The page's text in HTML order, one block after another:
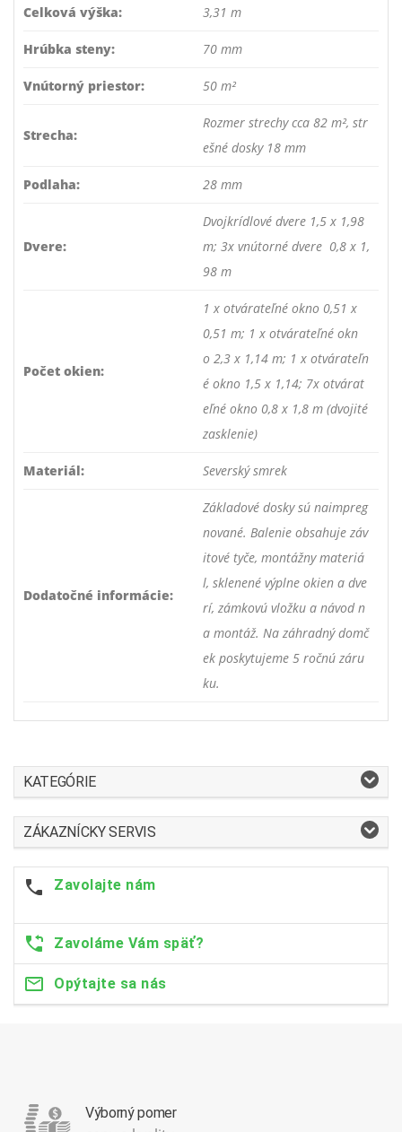
Celková výška: 3,31 m
Hrúbka steny: 70 mm
Vnútorný priestor: 50 m²
Strecha:
Rozmer strechy cca 82 m², str
ešné dosky 18 mm
Podlaha: 28 mm
Dvere:
Dvojkrídlové dvere 1,5 x 1,98
m; 3x vnútorné dvere 0,8 x 1,
98 m
Počet okien:
1 x otvárateľné okno 0,51 x
0,51 m; 1 x otvárateľné okn
o 2,3 x 1,14 m; 1 x otvárateľn
é okno 1,5 x 1,14; 7x otvárat
eľné okno 0,8 x 1,8 m (dvojité
zasklenie)
Materiál: Severský smrek
Dodatočné informácie:
Základové dosky sú naimpreg
nované. Balenie obsahuje záv
itové tyče, montážny materiá
l, sklenené výplne okien a dve
rí, zámkovú vložku a návod n
a montáž. Na záhradný domč
ek poskytujeme 5 ročnú záru
ku.
KATEGÓRIE
ZÁKAZNÍCKY SERVIS
Zavolajte nám
Zavoláme Vám späť?
Opýtajte sa nás
Výborný pomer